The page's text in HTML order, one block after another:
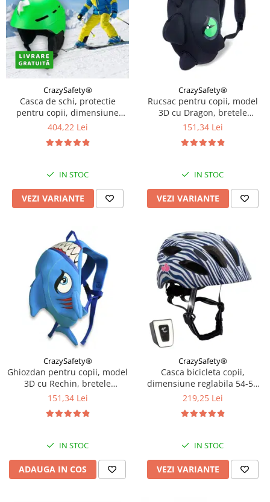
CrazySafety®
Casca de schi, protectie
pentru copii, dimensiune
reglabila 58-61cm, Diverse
404,22 Lei
IN STOC
VEZI VARIANTE
CrazySafety®
Rucsac pentru copii, model
3D cu Dragon, bretele
ajustabile, Diverse culori
151,34 Lei
IN STOC
VEZI VARIANTE
CrazySafety®
Ghiozdan pentru copii, model
3D cu Rechin, bretele
ajustabile, Bleu
151,34 Lei
IN STOC
ADAUGA IN COS
CrazySafety®
Casca bicicleta copii,
dimensiune reglabila 54-58
cm, 6-12 ani, Dark Blue
219,25 Lei
IN STOC
VEZI VARIANTE